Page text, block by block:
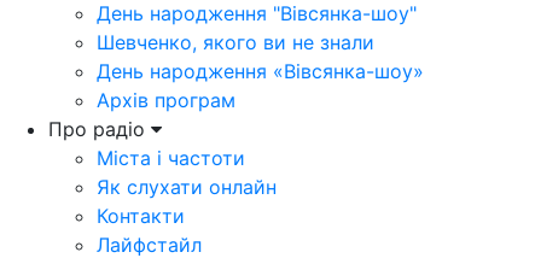
День народження "Вівсянка-шоу"
Шевченко, якого ви не знали
День народження «Вівсянка-шоу»
Архів програм
Про радіо
Міста і частоти
Як слухати онлайн
Контакти
Лайфстайл